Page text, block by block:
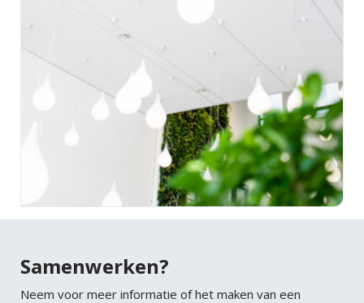
Samenwerken?
Neem voor meer informatie of het maken van een